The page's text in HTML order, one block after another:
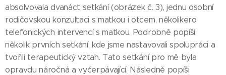
absolvovala dvanáct setkání (obrázek č. 3), jednu osobní
rodičovskou konzultaci s matkou i otcem, několikero
telefonických intervencí s matkou. Podrobně popíši
několik prvních setkání, kde jsme nastavovali spolupráci a
tvořili terapeutický vztah. Tato setkání pro mě byla
opravdu náročná a vyčerpávající. Následně popíši